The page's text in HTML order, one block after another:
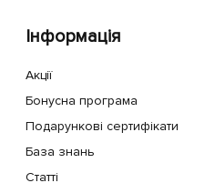
Інформація
Акції
Бонусна програма
Подарункові сертифікати
База знань
Статті